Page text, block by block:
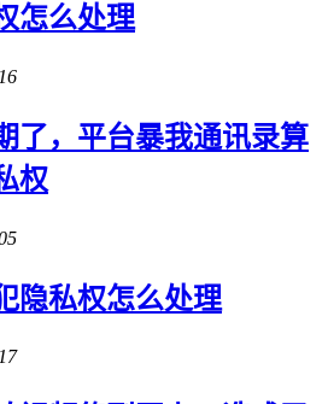
怎么处理
了，平台暴我通讯录算
权
隐私权怎么处理